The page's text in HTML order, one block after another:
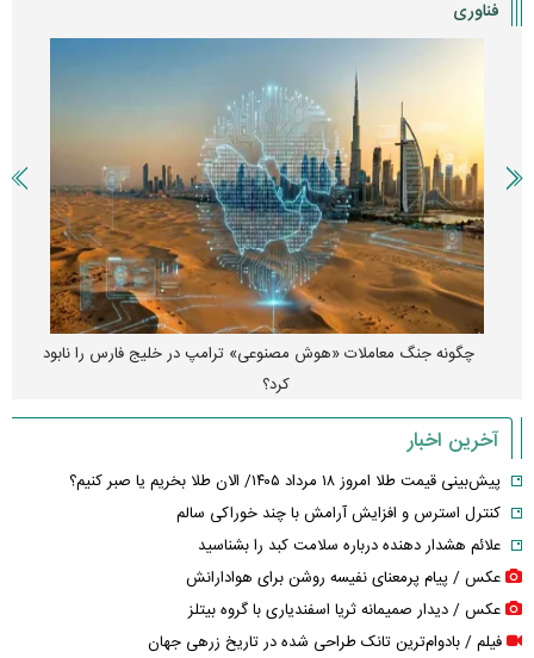
فناوری
چگونه جنگ معاملات «هوش مصنوعی» ترامپ در خلیج فارس را نابود
کرد؟
آخرین اخبار
پیش‌بینی قیمت طلا امروز ۱۸ مرداد ۱۴۰۵/ الان طلا بخریم یا صبر کنیم؟
کنترل استرس و افزایش آرامش با چند خوراکی سالم
علائم هشدار دهنده درباره سلامت کبد را بشناسید
عکس / پیام پرمعنای نفیسه روشن برای هوادارانش
عکس / دیدار صمیمانه ثریا اسفندیاری با گروه بیتلز
فیلم / بادوام‌ترین تانک طراحی شده در تاریخ زرهی جهان